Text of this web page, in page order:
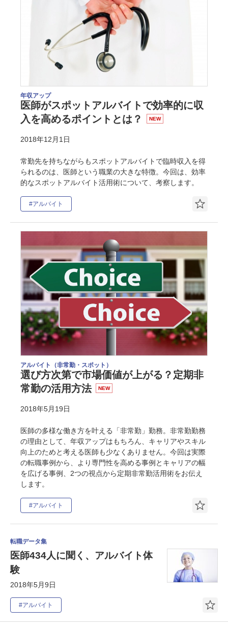
年収アップ
医師がスポットアルバイトで効率的に収
入を高めるポイントとは？
NEW
2018年12月1日
常勤先を持ちながらもスポットアルバイトで臨時収入を得
られるのは、医師という職業の大きな特徴。今回は、効率
的なスポットアルバイト活用術について、考察します。
#アルバイト
アルバイト（非常勤・スポット）
選び方次第で市場価値が上がる？定期非
常勤の活用方法
NEW
2018年5月19日
医師の多様な働き方を叶える「非常勤」勤務。非常勤勤務
の理由として、年収アップはもちろん、キャリアやスキル
向上のためと考える医師も少なくありません。今回は実際
の転職事例から、より専門性を高める事例とキャリアの幅
を広げる事例、2つの視点から定期非常勤活用術をお伝え
します。
#アルバイト
転職データ集
医師434人に聞く、アルバイト体
験
2018年5月9日
#アルバイト